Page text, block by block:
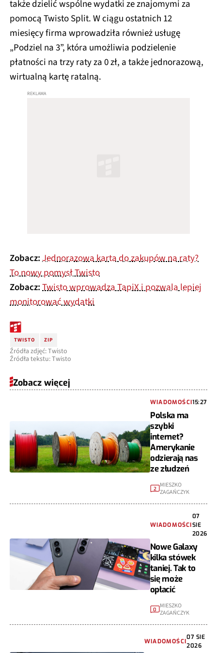
także dzielić wspólne wydatki ze znajomymi za
pomocą Twisto Split. W ciągu ostatnich 12
miesięcy firma wprowadziła również usługę
„Podziel na 3”, która umożliwia podzielenie
płatności na trzy raty za 0 zł, a także jednorazową,
wirtualną kartę ratalną.
Zobacz:Jednorazowa karta do zakupów na raty?
To nowy pomysł Twisto
Zobacz:Twisto wprowadza TapiX i pozwala lepiej
monitorować wydatki
TWISTO ZIP
Źródła zdjęć: Twisto
Źródła tekstu: Twisto
Zobacz więcej
WIADOMOŚCI15:27
Polska ma
szybki
internet?
Amerykanie
odzierają nas
ze złudzeń
2
MIESZKO
ZAGAŃCZYK
WIADOMOŚCI
07
SIE
2026
Nowe Galaxy
kilka stówek
taniej. Tak to
się może
opłacić
0 MIESZKO
ZAGAŃCZYK
WIADOMOŚCI
07 SIE
2026